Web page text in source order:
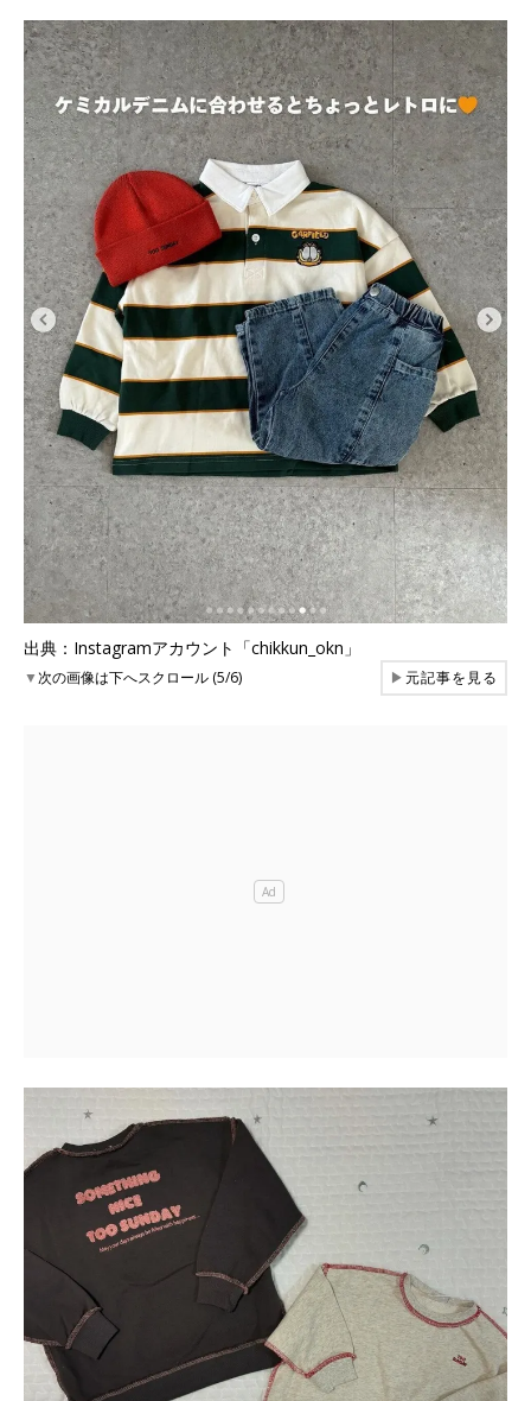
出典：Instagramアカウント「chikkun_okn」
▼次の画像は下へスクロール (5/6) ▶元記事を見る